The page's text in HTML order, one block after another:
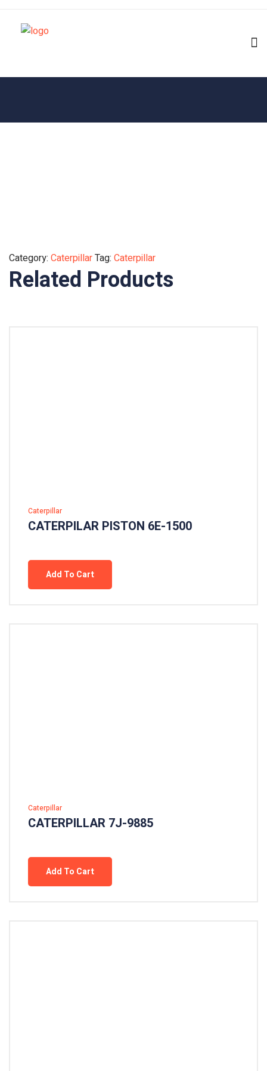
Category: CaterpillarTag: Caterpillar
Related Products
Caterpillar
CATERPILAR PISTON 6E-1500
Add To Cart
Caterpillar
CATERPILLAR 7J-9885
Add To Cart